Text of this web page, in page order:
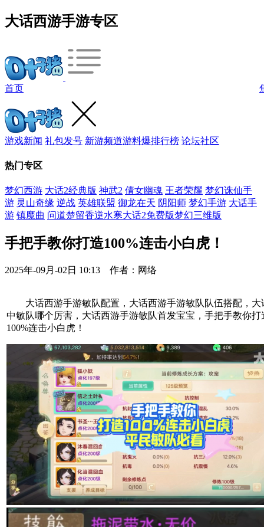
大话西游手游专区
首页
游戏新闻 礼包发号 新游频道游料爆排行榜 论坛社区
热门专区
梦幻西游 大话2经典版 神武2 倩女幽魂 王者荣耀 梦幻诛仙手
游 灵山奇缘 逆战 英雄联盟 御龙在天 阴阳师 梦幻手游 大话手
游 镇魔曲 问道楚留香逆水寒大话2免费版梦幻三维版
手把手教你打造100%连击小白虎！
2025年-09月-02日 10:13 作者：网络
大话西游手游敏队配置，大话西游手游敏队队伍搭配，大
中敏队哪个厉害，大话西游手游敏队首发宝宝，手把手教你打
100%连击小白虎！